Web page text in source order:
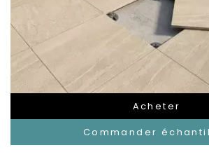
Acheter
Commander